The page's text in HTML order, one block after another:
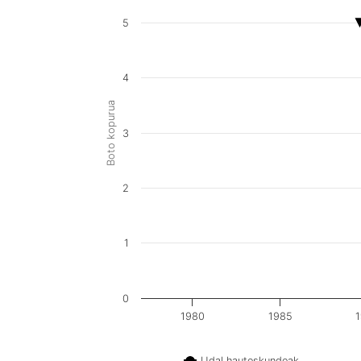
Boto kopurua
1980 1985
0
1
2
3
4
5